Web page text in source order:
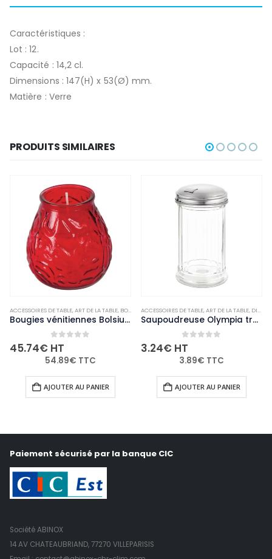
Caractéristiques :
Lot : 12.
Capacité : 14,2 cl.
Dimensions : 147(H) x 53(Ø) mm.
Matière : Verre
PRODUITS SIMILAIRES
,NON-PALETTISABLE
ACCESSOIRES DE TABLE,ART DE LA TABLE, BOUGIES ET PHOTOPHORES ,NON-PALETTISABLE
Bougies vénitiennes Bolsius Low Boy rouges (Lot de 12)
0out of 5
45.74€ HT
54.89€ TTC
AJOUTER AU PANIER
ACCESSOIRES DE TABLE,ART DE LA TABLE, DIVERS
Saupoudreuse Olympia trou latéral avec clapet
0out of 5
3.24€ HT
3.89€ TTC
AJOUTER AU PANIER
Paiement sécurisé par la banque CIC
Société ABINOX
14 AV CHATEAUBRIAND, 77270 VILLEPARISIS